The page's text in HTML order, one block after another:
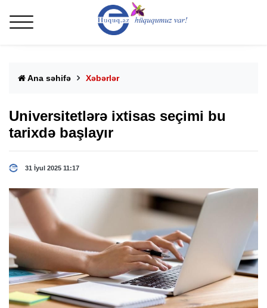
Ana səhifə Xəbərlər
Universitetlərə ixtisas seçimi bu
tarixdə başlayır
31 İyul 2025 11:17